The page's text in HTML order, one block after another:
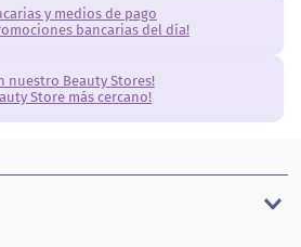
y medios de pago
bancarias del día!
nuestro Beauty Stores!
Store más cercano!